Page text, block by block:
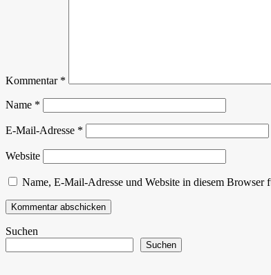
Kommentar *
Name *
E-Mail-Adresse *
Website
Name, E-Mail-Adresse und Website in diesem Browser
Suchen
Suchen